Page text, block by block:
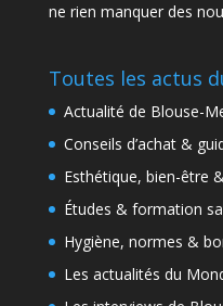
ne rien manquer des
Toutes les actus
Actualité de Blouse-
Conseils d’achat &
Esthétique, bien-être
Études & formation
Hygiène, normes &
Les actualités du